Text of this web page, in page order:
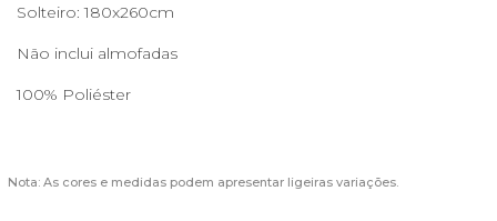
Solteiro: 180x260cm
Não inclui almofadas
100% Poliéster
Nota: As cores e medidas podem apresentar ligeiras variações.